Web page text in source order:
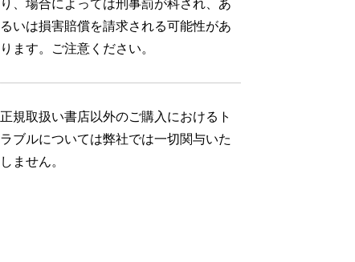
り、場合によっては刑事罰が科され、あ
るいは損害賠償を請求される可能性があ
ります。ご注意ください。
正規取扱い書店以外のご購入におけるト
ラブルについては弊社では一切関与いた
しません。